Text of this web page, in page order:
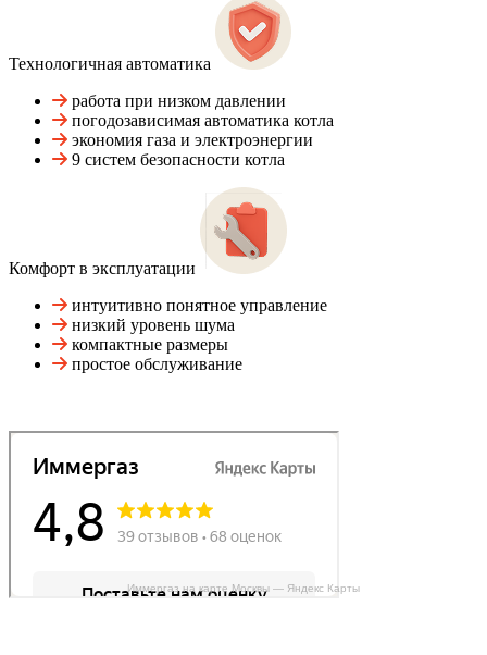
Технологичная автоматика
работа при низком давлении
погодозависимая автоматика котла
экономия газа и электроэнергии
9 систем безопасности котла
Комфорт в эксплуатации
интуитивно понятное управление
низкий уровень шума
компактные размеры
простое обслуживание
Иммергаз на карте Москвы — Яндекс Карты